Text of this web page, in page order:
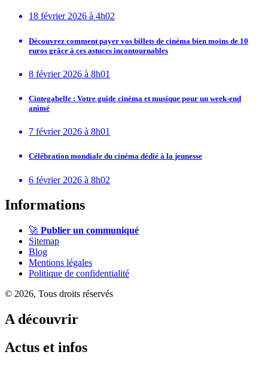
18 février 2026 à 4h02
Découvrez comment payer vos billets de cinéma bien moins de 10
euros grâce à ces astuces incontournables
8 février 2026 à 8h01
Cintegabelle : Votre guide cinéma et musique pour un week-end
animé
7 février 2026 à 8h01
Célébration mondiale du cinéma dédié à la jeunesse
6 février 2026 à 8h02
Informations
🚀 Publier un communiqué
Sitemap
Blog
Mentions légales
Politique de confidentialité
© 2026, Tous droits réservés
A découvrir
Actus et infos